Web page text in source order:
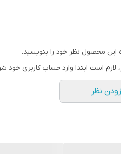
این محصول نظر خود را بنویسید.
لازم است ابتدا وارد حساب کاربری خود
نظر